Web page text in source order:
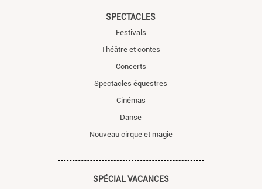
SPECTACLES
Festivals
Théâtre et contes
Concerts
Spectacles équestres
Cinémas
Danse
Nouveau cirque et magie
SPÉCIAL VACANCES